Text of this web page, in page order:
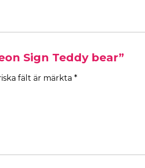
Sign Teddy bear”
fält är märkta *